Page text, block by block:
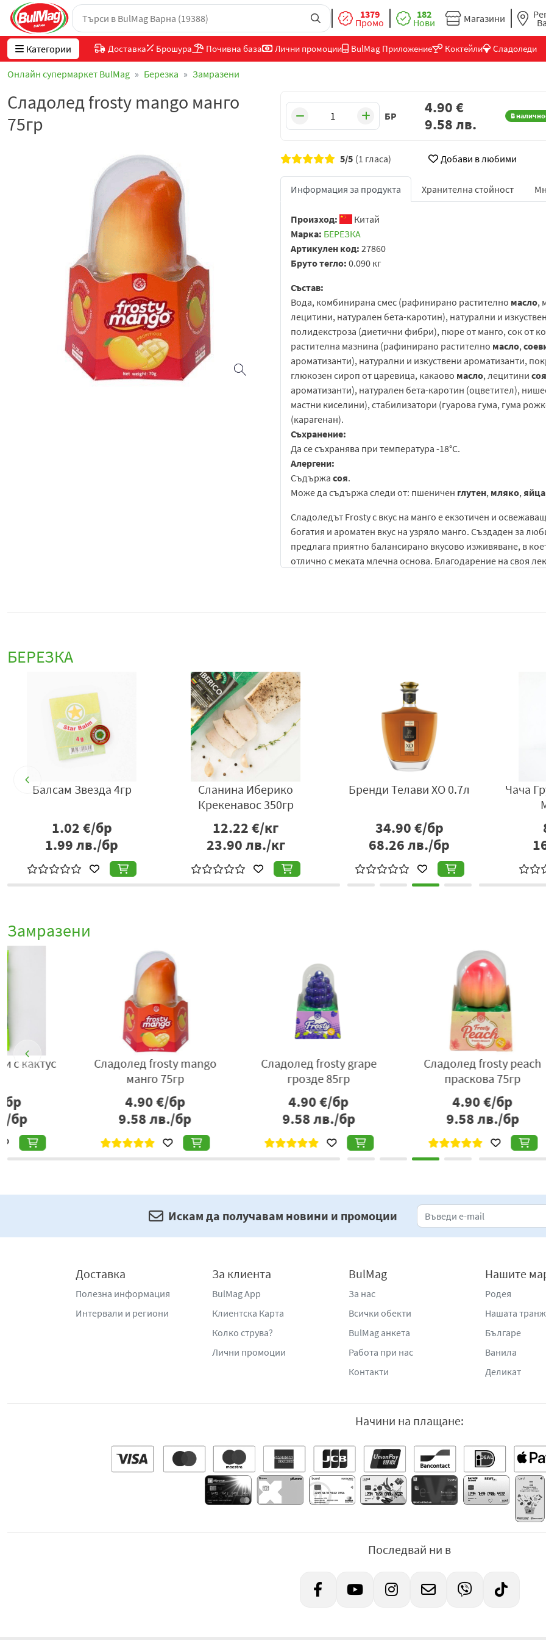
1379
Промо
182
Нови Магазини
Категории Доставка Брошура Почивна база Лични промоции BulMag Приложение Коктейли Сладоледи
Онлайн супермаркет BulMag Березка Замразени
Сладолед frosty mango манго
75гр
БР В
4.90€
9.58лв.
5/5 (1 гласа) Добави в любими
Информация за продукта Хранителна стойност
Произход:
Китай
Марка: БЕРЕЗКА
Артикулен код: 27860
Бруто тегло: 0.090 кг
Състав:
Вода, комбинирана смес (рафинирано растително масло,
лецитини, натурален бета-каротин), натурални и
полидекстроза (диетични фибри), пюре от манго, сок от
растителна мазнина (рафинирано растително масло,
ароматизанти), натурални и изкуствени ароматизанти,
глюкозен сироп от царевица, какаово масло, лецитини соя
ароматизанти), натурален бета-каротин (оцветител),
мастни киселини), стабилизатори (гуарова гума, гума
(карагенан).
Съхранение:
Да се съхранява при температура -18°C.
Алергени:
Съдържа соя.
Може да съдържа следи от: пшеничен глутен, мляко,яйца
Сладоледът Frosty с вкус на манго е екзотичен и
богатия и ароматен вкус на узряло манго. Създаден за
предлага приятно балансирано вкусово изживяване, в
отлично с меката млечна основа. Благодарение на своя
разгръща и да оставя приятно сладко-плодово
вкус прави продукта лек и приятен за консумация, без
Сладоледът Frosty с вкус на манго е подходящ както за
десерти, плодови салати, сиропи или сладкарски
разходки, почивка или просто като малко сладко
Frosty с вкус на манго съчетава екзотичен плодов
приятно охлаждащ десерт. Това го прави отличен избор
кремообразен и балансиран характер.
Берьозка Трейдинг ЕООД, село Бенковски,
БЕРЕЗКА
Балсам Звезда 4гр
1.02€/бр
1.99лв./бр
Сланина Иберико
Крекенавос 350гр
12.22€/кг
23.90лв./кг
Бренди Телави ХО 0.7л
34.90€/бр
68.26лв./бр
Чача
Замразени
НОВ
Сладолед карамел нуга
гранди 90гр ласка
Малини с бял и черен
шоколад Franui 150гр
лв./бр
Червени боровинки
(брусника) 350гр
Искам да получавам новини и промоции
Доставка
Полезна информация
Интервали и региони
За клиента
BulMag App
Клиентска Карта
Колко струва?
Лични промоции
BulMag
За нас
Всички обекти
BulMag анкета
Работа при нас
Контакти
Нашите
Родея
Нашата
Българе
Ванила
Деликат
Начини на плащане:
Последвай ни в